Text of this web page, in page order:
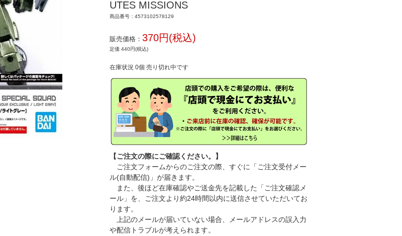
UTES MISSIONS
商品番号：4573102578129
販売価格： 370円(税込)
定価 440円(税込)
在庫状況 0個 売り切れ中です
【ご注文の際にご確認ください。】
ご注文フォームからのご注文の際、すぐに「ご注文受付メー
ル(自動配信)」が届きます。
また、後ほど在庫確認やご送金先を記載した「ご注文確認メ
ール」を、ご注文より約24時間以内に送信させていただいてお
ります。
上記のメールが届いていない場合、メールアドレスの誤入力
や配信トラブルが考えられます。